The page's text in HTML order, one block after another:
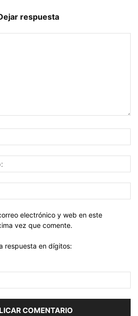
respuesta
electrónico y web en este
vez que comente.
respuesta en dígitos: